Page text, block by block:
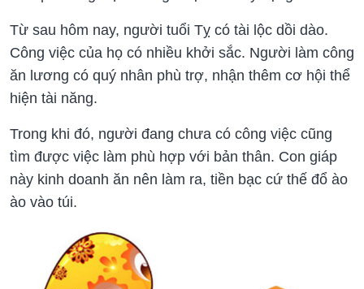
Từ sau hôm nay, người tuổi Tỵ có tài lộc dồi dào.
Công việc của họ có nhiều khởi sắc. Người làm công
ăn lương có quý nhân phù trợ, nhận thêm cơ hội thể
hiện tài năng.
Trong khi đó, người đang chưa có công việc cũng
tìm được việc làm phù hợp với bản thân. Con giáp
này kinh doanh ăn nên làm ra, tiền bạc cứ thế đổ ào
ào vào túi.